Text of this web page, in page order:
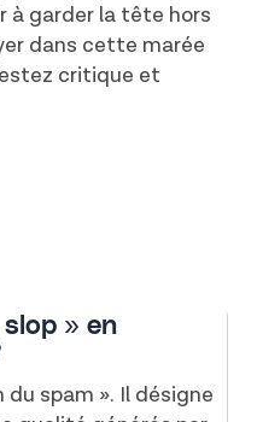
à garder la tête hors
dans cette marée
critique et
slop » en
du spam ». Il désigne